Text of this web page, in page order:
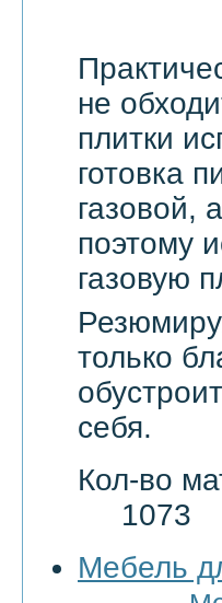
не
плитки
готовка
газовой,
поэтому
газовую
только
себя.
Кол-во
1073
Мебель